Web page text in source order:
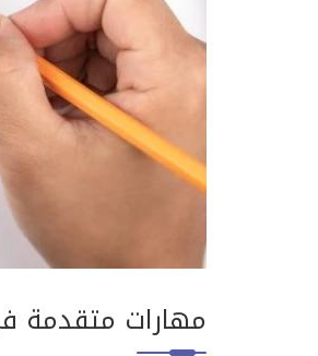
مهارات متقدمة